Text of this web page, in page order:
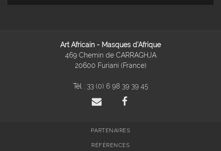
Art Africain - Masques d'Afrique
469 Chemin de CARRAGHJA
20600 Furiani (France)
Tél : 33 (0) 6 98 39 39 45
PARTENAIRES
RÉFÉRENCES